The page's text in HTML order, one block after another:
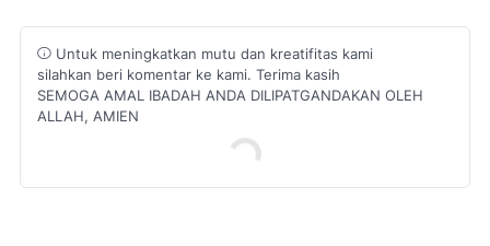
Untuk meningkatkan mutu dan kreatifitas kami
silahkan beri komentar ke kami. Terima kasih
SEMOGA AMAL IBADAH ANDA DILIPATGANDAKAN OLEH
ALLAH, AMIEN